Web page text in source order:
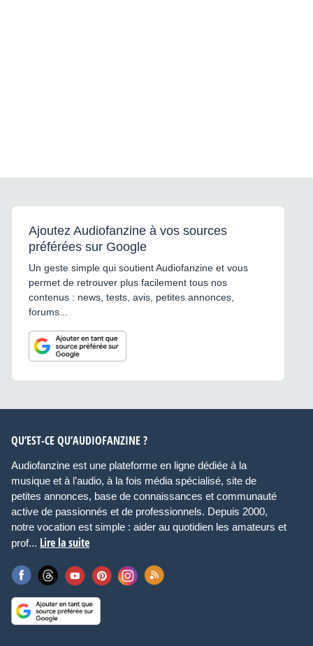
Ajoutez Audiofanzine à vos sources
préférées sur Google
Un geste simple qui soutient Audiofanzine et vous
permet de retrouver plus facilement tous nos
contenus : news, tests, avis, petites annonces,
forums...
QU’EST-CE QU’AUDIOFANZINE ?
Audiofanzine est une plateforme en ligne dédiée à la
musique et à l’audio, à la fois média spécialisé, site de
petites annonces, base de connaissances et communauté
active de passionnés et de professionnels. Depuis 2000,
notre vocation est simple : aider au quotidien les amateurs et
prof... Lire la suite